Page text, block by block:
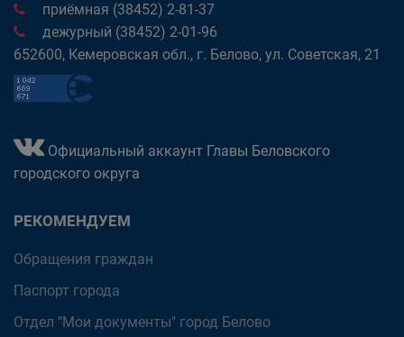
приёмная (38452) 2-81-37
дежурный (38452) 2-01-96
652600, Кемеровская обл., г. Белово, ул. Советская, 21
Официальный аккаунт Главы Беловского
городского округа
РЕКОМЕНДУЕМ
Обращения граждан
Паспорт города
Отдел "Мои документы" город Белово